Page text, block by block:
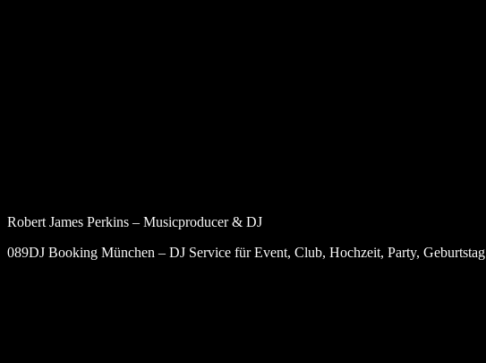
Robert James Perkins – Musicproducer & DJ
089DJ Booking München – DJ Service für Event, Club, Hochzeit, Party, Geburtstag